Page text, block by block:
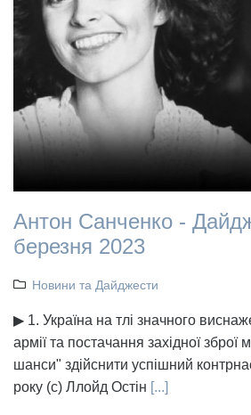
Антон Санченко -
березня 2023
Новини та Дайджести
▶ 1. Україна на тлі значного
армії та постачання західної зброї
шанси" здійснити успішний
року (с) Ллойд Остін [...]